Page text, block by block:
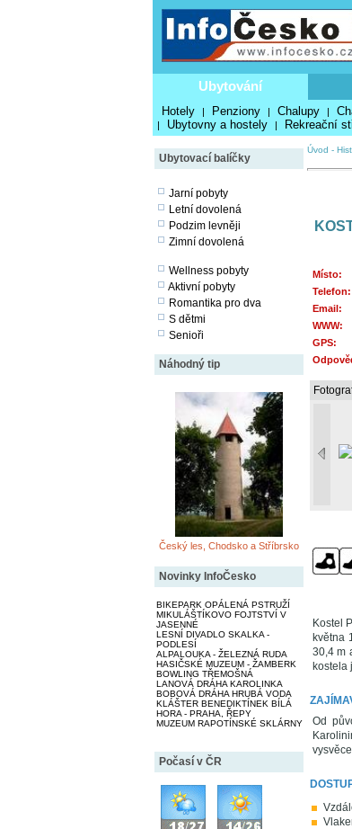
Ubytování
Hotely | Penziony | Chalupy |
| Ubytovny a hostely | Rekreační
Ubytovací balíčky
Jarní pobyty
Letní dovolená
Podzim levněji
Zimní dovolená
Wellness pobyty
Aktivní pobyty
Romantika pro dva
S dětmi
Senioři
Náhodný tip
Český les, Chodsko a Stříbrsko
Novinky InfoČesko
BIKEPARK OPÁLENÁ PSTRUŽÍ
MIKULÁŠTÍKOVO FOJTSTVÍ V
JASENNÉ
LESNÍ DIVADLO SKALKA -
PODLESÍ
ALPALOUKA - ŽELEZNÁ RUDA
HASIČSKÉ MUZEUM - ŽAMBERK
BOWLING TŘEMOŠNÁ
LANOVÁ DRÁHA KAROLINKA
BOBOVÁ DRÁHA HRUBÁ VODA
KLÁŠTER BENEDIKTÍNEK BÍLÁ
HORA - PRAHA, ŘEPY
MUZEUM RAPOTÍNSKÉ SKLÁRNY
Počasí v ČR
Úvod -
Místo:
Telefon:
Email:
WWW:
GPS:
Kostel
května
30,4 m
kostela
Od